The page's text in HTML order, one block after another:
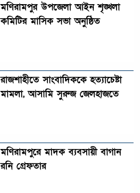
মণিরামপুর উপজেলা আইন শৃঙ্খলা
কমিটির মাসিক সভা অনুষ্ঠিত‎‎
রাজশাহীতে সাংবাদিককে হত্যাচেষ্টা
মামলা, আসামি সুরুজ জেলহাজতে
মণিরামপুরে মাদক ব্যবসায়ী বাগান
রনি গ্রেফতার